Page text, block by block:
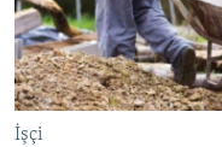
KARIKATURA
İSLAM VƏ DEMOKRATIYA
İZ - MƏDƏNIYYƏT
PEŞƏ ETIKASI VƏ
MATERIALLARIMIZDAN
BIZI IZLƏ
İşçi